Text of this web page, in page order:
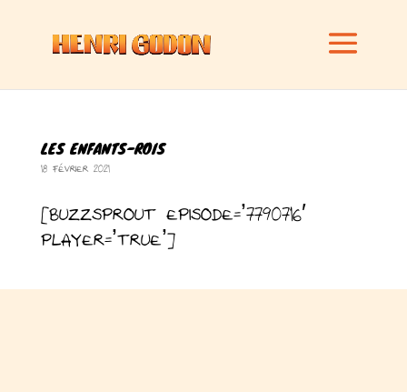
LES ENFANTS-ROIS
18 février 2021
[buzzsprout episode=’7790716′
player=’true’]